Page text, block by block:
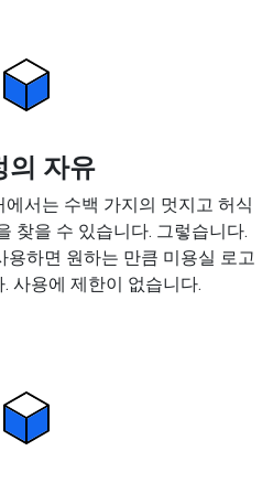
의 자유
서는 수백 가지의 멋지고 허식
찾을 수 있습니다. 그렇습니다.
용하면 원하는 만큼 미용실 로고
사용에 제한이 없습니다.